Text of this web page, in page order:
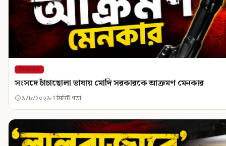
শিরোনাম
সংসদে চাঁচাছোলা ভাষায় মোদি সরকারকে আক্রমণ মেনকার
৬/৮/২০২৬ 1 মিনিট পড়া